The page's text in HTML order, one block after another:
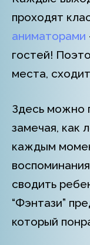
проходят
аниматорами
гостей!
места,
Здесь можно
замечая, как
каждым
сводить
“Фэнтази”
который